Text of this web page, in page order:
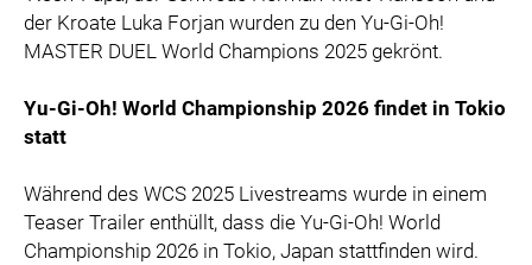
der Kroate Luka Forjan wurden zu den Yu-Gi-Oh!
MASTER DUEL World Champions 2025 gekrönt.
Yu-Gi-Oh! World Championship 2026 findet in Tokio
statt
Während des WCS 2025 Livestreams wurde in einem
Teaser Trailer enthüllt, dass die Yu-Gi-Oh! World
Championship 2026 in Tokio, Japan stattfinden wird.